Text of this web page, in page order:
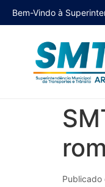
Bem-Vindo à